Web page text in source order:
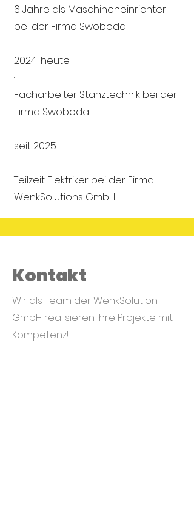
6 Jahre als Maschineneinrichter
bei der Firma Swoboda
2024-heute
·
Facharbeiter Stanztechnik bei der
Firma Swoboda
seit 2025
·
Teilzeit Elektriker bei der Firma
WenkSolutions GmbH
Kontakt
Wir als Team der WenkSolution
GmbH realisieren Ihre Projekte mit
Kompetenz!